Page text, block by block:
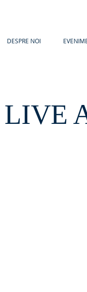
DESPRE NOI
LIVE